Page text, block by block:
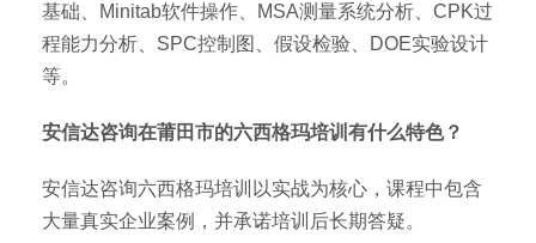
基础、Minitab软件操作、MSA测量系统分析、CPK过
程能力分析、SPC控制图、假设检验、DOE实验设计
等。
安信达咨询在莆田市的六西格玛培训有什么特色？
安信达咨询六西格玛培训以实战为核心，课程中包含
大量真实企业案例，并承诺培训后长期答疑。